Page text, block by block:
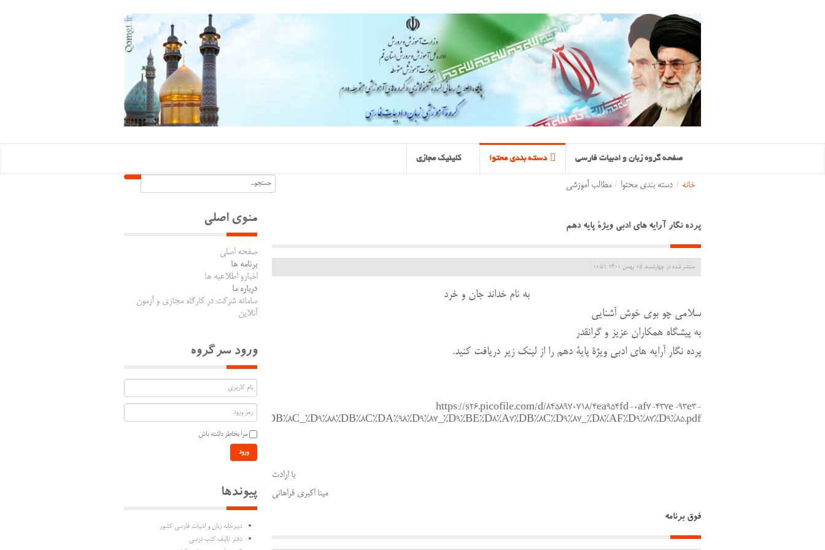
صفحه گروه زبان و ادبیات فارسی دسته بندی محتوا کلینیک مجازی
خانه / دسته بندی محتوا / مطالب آموزشی
پرده نگار آرایه های ادبی ویژۀ پایه دهم
منتشر شده در چهارشنبه, 05 بهمن 1401 10:51
به نام خداند جان و خرد
سلامی چو بوی خوش آشنایی
به پیشگاه همکاران عزیز و گرانقدر
پرده نگار آرایه های ادبی ویژۀ پایۀ دهم را از لینک زیر دریافت کنید.
https://s26.picofile.com/d/8458970718/4ea954fd-0af7-437e-93e3-
با ارادت
مینا اکبری فراهانی
فوق برنامه
منوی اصلی
صفحه اصلی
برنامه ها
اخبارو اطلاعیه ها
درباره ما
سامانه شرکت در کارگاه مجازی و آزمون
آنلاین
ورود سرگروه
مرا بخاطر داشته باش
ورود
پیوندها
دبیرخانه زبان و ادبیات فارسی کشور
دفتر تالیف کتب درسی